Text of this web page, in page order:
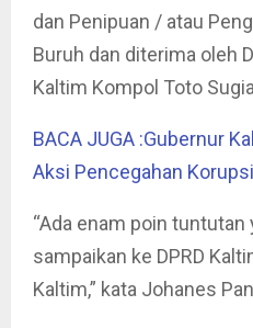
dan Penipuan / atau
Buruh dan diterima oleh
Kaltim Kompol Toto
BACA JUGA :Gubernur
Aksi Pencegahan
“Ada enam poin tuntutan
sampaikan ke DPRD
Kaltim,” kata Johanes